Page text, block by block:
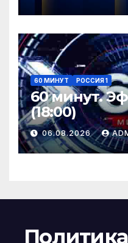
60 МИНУТ РОССИЯ 1
60 минут.
(18:00)
06.08.2026